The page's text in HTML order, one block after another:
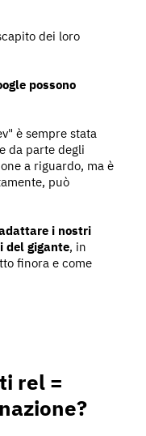
dei loro
possono
è sempre stata
da parte degli
a riguardo, ma è
può
i nostri
del gigante, in
finora e come
rel =